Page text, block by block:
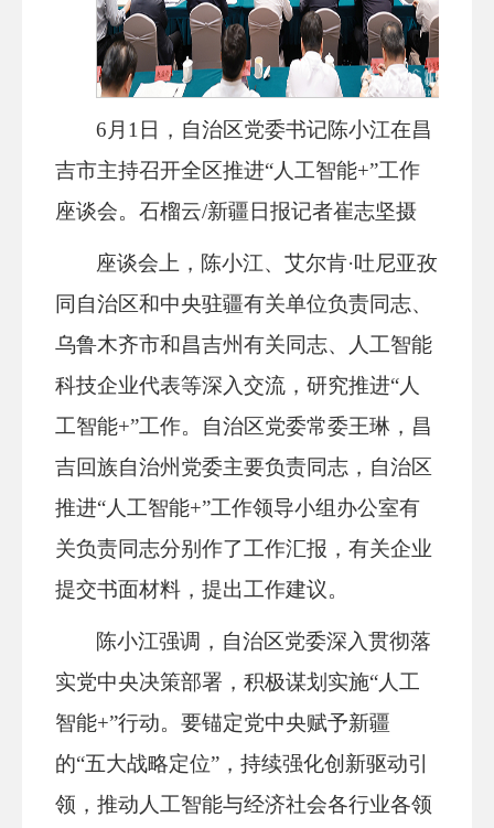
6月1日，自治区党委书记陈小江在昌
吉市主持召开全区推进“人工智能+”工作
座谈会。石榴云/新疆日报记者崔志坚摄
座谈会上，陈小江、艾尔肯·吐尼亚孜
同自治区和中央驻疆有关单位负责同志、
乌鲁木齐市和昌吉州有关同志、人工智能
科技企业代表等深入交流，研究推进“人
工智能+”工作。 自治区党委常委王琳， 昌
吉回族自治州 党委主要负责同志，自治区
推进“人工智能+”工作领导小组办公室有
关负责同志分别作了工作汇报，有关企业
提交书面材料，提出工作建议。
陈小江强调，自治区党委深入贯彻落
实党中央决策部署，积极谋划实施“人工
智能+”行动。要锚定党中央赋予新疆
的“五大战略定位”，持续强化创新驱动引
领，推动人工智能与经济社会各行业各领